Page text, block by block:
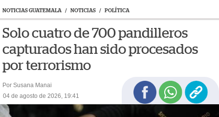
NOTICIAS GUATEMALA / NOTICIAS / POLÍTICA
Solo cuatro de 700 pandilleros
capturados han sido procesados
por terrorismo
Por Susana Manai
04 de agosto de 2026, 19:41